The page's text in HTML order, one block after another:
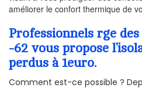
améliorer le confort thermique de
Professionnels rge
-62 vous propose
perdus à 1euro.
Comment est-ce possible ?